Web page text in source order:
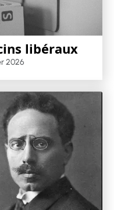
libéraux
2026